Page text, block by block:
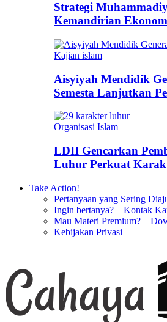
Strategi
Kemandirian
Kajian islam
Aisyiyah Mendidik
Semesta Lanjutkan
Organisasi Islam
LDII Gencarkan
Luhur Perkuat
Take Action!
Pertanyaan yang Sering
Ingin bertanya? – Kontak
Mau Materi Premium? –
Kebijakan Privasi